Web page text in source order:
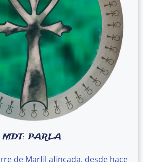
MDT: PARLA
de Marfil afincada, desde hace